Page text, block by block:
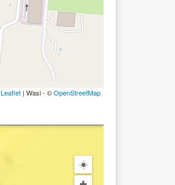
Leaflet | Wasi - ©OpenStreetMap